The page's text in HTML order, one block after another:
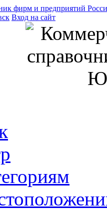
фирм и предприятий
Вход на сайт